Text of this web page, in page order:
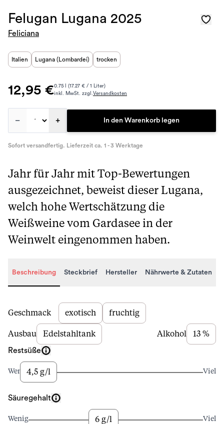
Felugan Lugana 2025
Feliciana
Italien Lugana (Lombardei) trocken
12,95 €0.75 l (17.27 € / 1 Liter)
inkl. MwSt. zzgl.Versandkosten
– + In den Warenkorb legen
Sofort versandfertig. Lieferzeit ca. 1 - 3 Werktage
Jahr für Jahr mit Top-Bewertungen
ausgezeichnet, beweist dieser Lugana,
welch hohe Wertschätzung die
Weißweine vom Gardasee in der
Weinwelt eingenommen haben.
Beschreibung Steckbrief Hersteller Nährwerte & Zutaten
Beschreibung
Geschmack exotisch fruchtig
Ausbau Edelstahltank Alkohol 13 %
Restsüße
Wenig4,5 g/l Viel
Säuregehalt
Wenig 6 g/l Viel